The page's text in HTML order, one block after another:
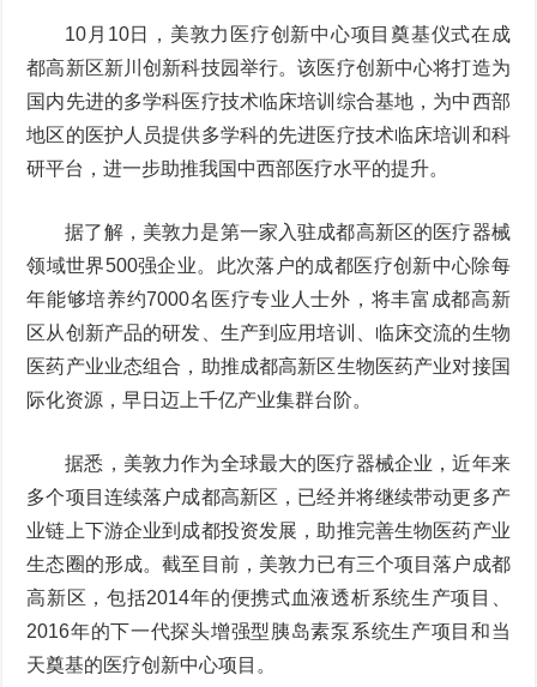
10月10日，美敦力医疗创新中心项目奠基仪式在成
都高新区新川创新科技园举行。该医疗创新中心将打造为
国内先进的多学科医疗技术临床培训综合基地，为中西部
地区的医护人员提供多学科的先进医疗技术临床培训和科
研平台，进一步助推我国中西部医疗水平的提升。
据了解，美敦力是第一家入驻成都高新区的医疗器械
领域世界500强企业。此次落户的成都医疗创新中心除每
年能够培养约7000名医疗专业人士外，将丰富成都高新
区从创新产品的研发、生产到应用培训、临床交流的生物
医药产业业态组合，助推成都高新区生物医药产业对接国
际化资源，早日迈上千亿产业集群台阶。
据悉，美敦力作为全球最大的医疗器械企业，近年来
多个项目连续落户成都高新区，已经并将继续带动更多产
业链上下游企业到成都投资发展，助推完善生物医药产业
生态圈的形成。截至目前，美敦力已有三个项目落户成都
高新区，包括2014年的便携式血液透析系统生产项目、
2016年的下一代探头增强型胰岛素泵系统生产项目和当
天奠基的医疗创新中心项目。